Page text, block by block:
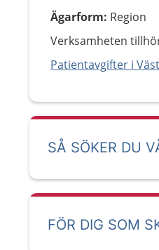
Ägarform: Region
Verksamheten
Patientavgifter i
SÅ SÖKER DU
FÖR DIG SOM